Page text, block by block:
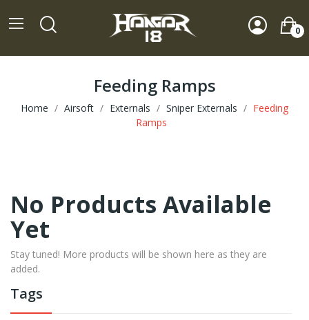
0
Feeding Ramps
Home Airsoft Externals Sniper Externals
Feeding
Ramps
Tags
No Products Available
Yet
Stay tuned! More products will be shown here as they are
added.